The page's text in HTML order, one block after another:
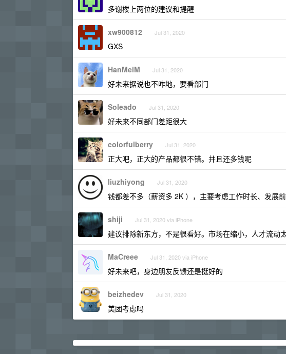
多谢楼上两位的建议和提醒
xw900812 Jul 31, 2020
GXS
HanMeiM Jul 31, 2020
好未来据说也不咋地，要看部门
Soleado Jul 31, 2020
好未来不同部门差距很大
colorfulberry Jul 31, 2020
正大吧，正大的产品都很不错。并且还多钱呢
liuzhiyong Jul 31, 2020
钱都差不多（薪资多 2K ），主要考虑工作时长、发展
shiji Jul 31, 2020 via iPhone
建议排除新东方，不是很看好。市场在缩小，人才流动
MaCreee Jul 31, 2020 via iPhone
好未来吧，身边朋友反馈还是挺好的
beizhedev Jul 31, 2020
美团考虑吗